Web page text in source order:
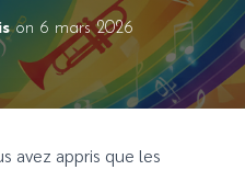
on 6 mars 2026
avez appris que les